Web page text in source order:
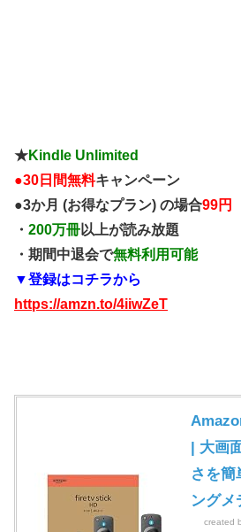
★Kindle Unlimited
●30日間無料キャンペーン
●3か月 (お得なプラン) の場合99円
・ 200万冊以上が読み放題
・期間中退会で無料利用可能
▼登録はコチラから
https://amzn.to/4iiwZeT
| 大画
さを簡
ングメ
created